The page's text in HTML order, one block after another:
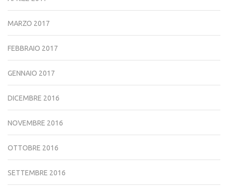
MARZO 2017
FEBBRAIO 2017
GENNAIO 2017
DICEMBRE 2016
NOVEMBRE 2016
OTTOBRE 2016
SETTEMBRE 2016